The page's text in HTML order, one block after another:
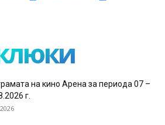
на кино Арена за периода 07 –
г.